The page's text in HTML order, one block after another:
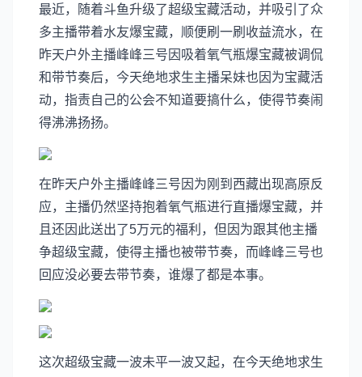
最近，随着斗鱼升级了超级宝藏活动，并吸引了众
多主播带着水友爆宝藏，顺便刷一刷收益流水，在
昨天户外主播峰峰三号因吸着氧气瓶爆宝藏被调侃
和带节奏后，今天绝地求生主播呆妹也因为宝藏活
动，指责自己的公会不知道要搞什么，使得节奏闹
得沸沸扬扬。
在昨天户外主播峰峰三号因为刚到西藏出现高原反
应，主播仍然坚持抱着氧气瓶进行直播爆宝藏，并
且还因此送出了5万元的福利，但因为跟其他主播
争超级宝藏，使得主播也被带节奏，而峰峰三号也
回应没必要去带节奏，谁爆了都是本事。
这次超级宝藏一波未平一波又起，在今天绝地求生